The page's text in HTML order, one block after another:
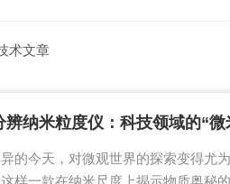
术文章
辨纳米粒度仪：科技领域的“微
的今天，对微观世界的探索变得尤
样一款在纳米尺度上揭示物质奥秘